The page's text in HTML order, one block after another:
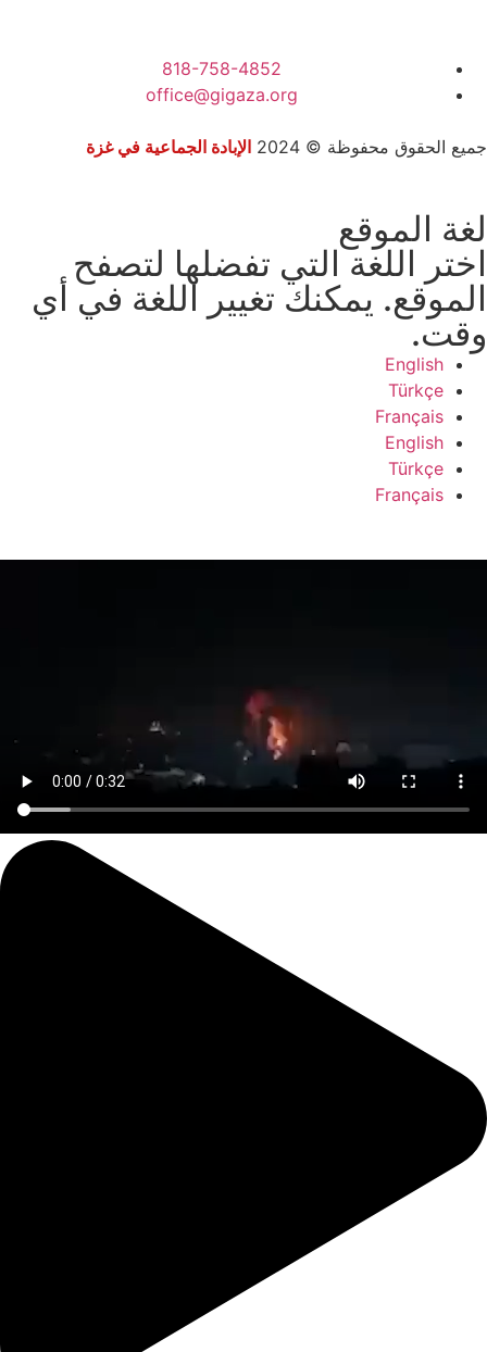
818-758-4852
office@gigaza.org
جميع الحقوق محفوظة © 2024 الإبادة الجماعية في غزة
لغة الموقع
اختر اللغة التي تفضلها لتصفح
الموقع. يمكنك تغيير اللغة في أي
وقت.
English
Türkçe
Français
English
Türkçe
Français